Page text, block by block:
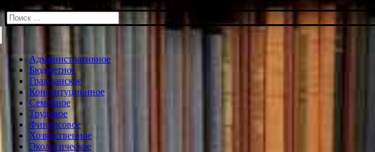
Искать:
Административное
Бюджетное
Гражданское
Конституционное
Семейное
Трудовое
Финансовое
Хозяйственное
Экологическое